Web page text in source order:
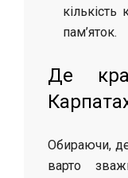
кількість
пам’яток.
Де
Обираючи,
варто